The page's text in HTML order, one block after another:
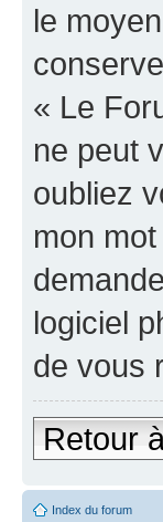
le
« Le
ne peut
oubliez
mon
logiciel
de vous
Retour
Index du forum